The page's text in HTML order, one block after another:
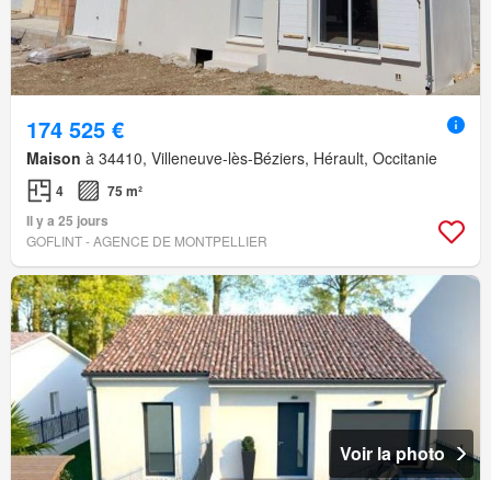
174 525 €
Maison à 34410, Villeneuve-lès-Béziers, Hérault, Occitanie
4
75 m²
Il y a 25 jours
GOFLINT - AGENCE DE MONTPELLIER
Voir la photo